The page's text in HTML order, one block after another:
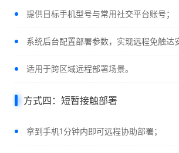
提供目标手机型号与常用社交平台账号；
系统后台配置部署参数，实现远程免触达
适用于跨区域远程部署场景。
方式四：短暂接触部署
拿到手机1分钟内即可远程协助部署；